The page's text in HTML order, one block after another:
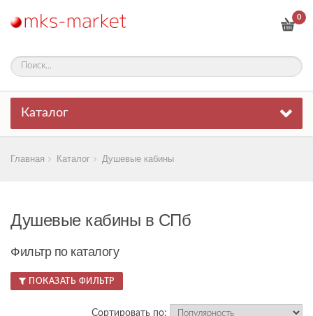
0
Каталог
Главная Каталог Душевые кабины
Душевые кабины в СПб
Фильтр по каталогу
ПОКАЗАТЬ ФИЛЬТР
Сортировать по: